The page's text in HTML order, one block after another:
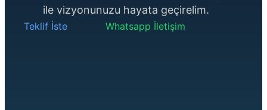
ile vizyonunuzu hayata geçirelim.
Teklif İste Whatsapp İletişim